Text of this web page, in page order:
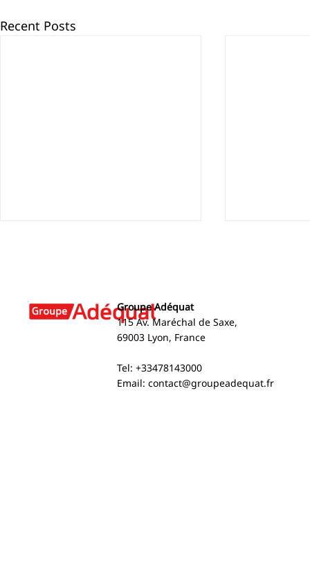
Recent Posts
partner of the 2025 Family
Report
Groupe Adéquat
115 Av. Maréchal de Saxe,
69003 Lyon, France
Tel: +33478143000
Email: contact@groupeadequat.fr